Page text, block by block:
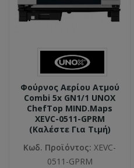
Φούρνος Αερίου Ατμού
Combi 5x GN1/1 UNOX
ChefTop MIND.Maps
XEVC-0511-GPRM
(καλέστε Για Τιμή)
Κωδ. Προϊόντος: XEVC-
0511-GPRM